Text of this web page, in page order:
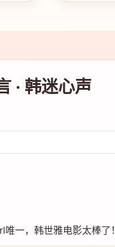
· 韩迷心声
一，韩世雅电影太棒了！